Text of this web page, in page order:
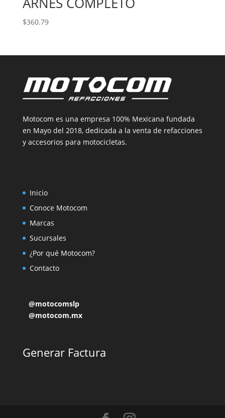
$360.79
Motocom es una empresa 100% Mexicana fundada
en Mayo del 2018, dedicada a la venta de refacciones
y accesorios para motocicletas.
Inicio
Conoce Motocom
Marcas
Sucursales
¿Por qué Motocom?
Contacto
@motocomslp
@motocom.mx
Generar Factura